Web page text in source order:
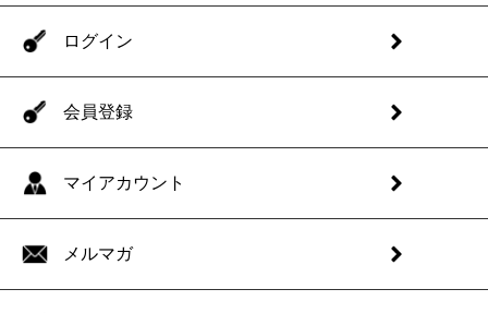
ログイン
会員登録
マイアカウント
メルマガ